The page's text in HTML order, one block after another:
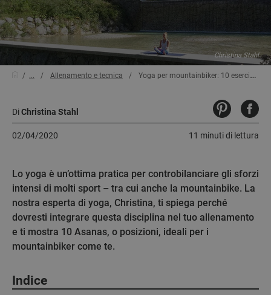
Christina Stahl
... Allenamento e tecnica Yoga per mountainbiker: 10 esercizi per completare il tuo allenamento
DiChristina Stahl
11 minuti di lettura
02/04/2020
Lo yoga è un’ottima pratica per controbilanciare gli sforzi
intensi di molti sport – tra cui anche la mountainbike. La
nostra esperta di yoga, Christina, ti spiega perché
dovresti integrare questa disciplina nel tuo allenamento
e ti mostra 10 Asanas, o posizioni, ideali per i
mountainbiker come te.
Indice